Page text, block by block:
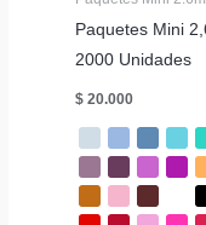
Paquetes Mini
2000 Unidades
$ 20.000